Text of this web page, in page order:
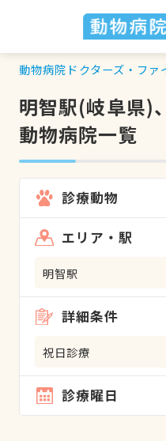
動物病院ドクターズ・ファ
明智駅(岐阜県)
動物病院一覧
診療動物
エリア・駅
明智駅
詳細条件
祝日診療
診療曜日